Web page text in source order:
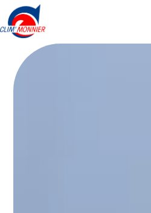
Panneau de gestion des cookies